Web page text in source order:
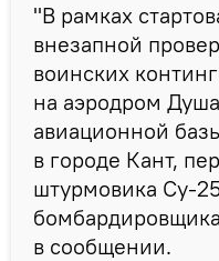
"В рамках
внезапной
воинских
на аэродром
авиационной
в городе Кант,
штурмовика Су-
в сообщении.